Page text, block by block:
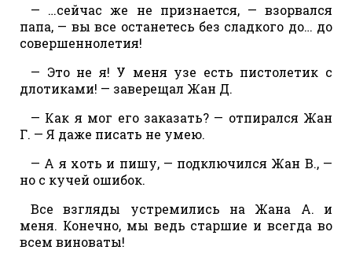
— …сейчас же не признается, — взорвался
папа, — вы все останетесь без сладкого до… до
совершеннолетия!
— Это не я! У меня узе есть пистолетик с
длотиками! — заверещал Жан Д.
— Как я мог его заказать? — отпирался Жан
Г. — Я даже писать не умею.
— А я хоть и пишу, — подключился Жан В., —
но с кучей ошибок.
Все взгляды устремились на Жана А. и
меня. Конечно, мы ведь старшие и всегда во
всем виноваты!